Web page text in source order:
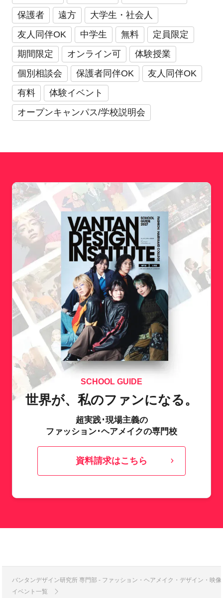
保護者
遠方
大学生・社会人
友人同伴OK
中学生 無料
定員限定
期間限定
オンライン可
体験授業
個別相談会
保護者同伴OK
友人同伴OK
有料
体験イベント
オープンキャンパス/学校説明会
SCHOOL GUIDE
世界が、私のファンになる。
超実践･現場主義の
ファッション･ヘアメイクの専門校
資料請求はこちら
バンタンデザイン研究所 専門部 - ファッション・ヘアメイク・デザイン・映
イベント一覧